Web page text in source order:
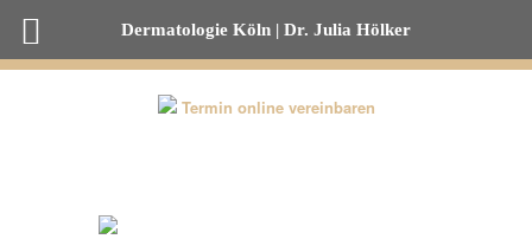
Termin online vereinbaren
Dermatologie Köln | Dr. Julia Hölker